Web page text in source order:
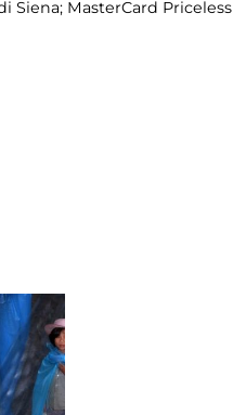
Siena; MasterCard Priceless